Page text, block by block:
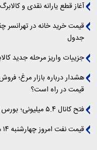
آغاز قطع یارانه نقدی و کالابرگ از
قیمت خرید خانه در تهرانسر
جدول
جزییات واریز مرحله جدید
قیمت در راه است؟
فتح کانال ۵.۴ میلیونی؛ بورس از سد مقاومت کلیدی عبور کرد
قیمت نفت امروز چهارشنبه ۱۴ مرداد ۱۴۰۵